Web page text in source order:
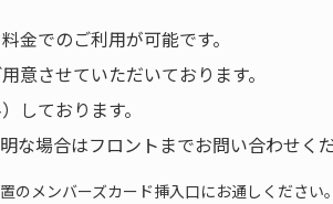
金でのご利用が可能です。
意させていただいております。
しております。
な場合はフロントまでお問い合わせくだ
メンバーズカード挿入口にお通しください。